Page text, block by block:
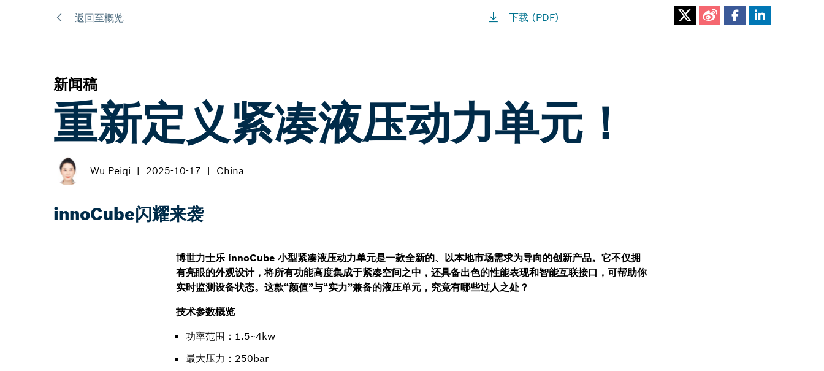
返回至概览 下载 (PDF)
新闻稿
重新定义紧凑液压动力单元！
Wu Peiqi 2025-10-17 China
innoCube闪耀来袭
博世力士乐 innoCube 小型紧凑液压动力单元是一款全新的、以本地市场需求为导向的创新产品。它不仅拥
有亮眼的外观设计，将所有功能高度集成于紧凑空间之中，还具备出色的性能表现和智能互联接口，可帮助你
实时监测设备状态。这款“颜值”与“实力”兼备的液压单元，究竟有哪些过人之处？
技术参数概览
功率范围：1.5~4kw
最大压力：250bar